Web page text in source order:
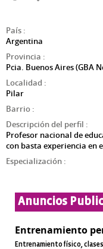
País :
Argentina
Provincia :
Pcia. Buenos Aires (GBA
Localidad :
Pilar
Barrio :
Descripción del perfil :
Profesor nacional de
con basta experiencia en
Especialización :
Anuncios
Entrenamiento
Entrenamiento físico,